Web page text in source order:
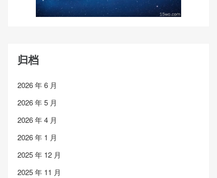
归档
2026 年 6 月
2026 年 5 月
2026 年 4 月
2026 年 1 月
2025 年 12 月
2025 年 11 月